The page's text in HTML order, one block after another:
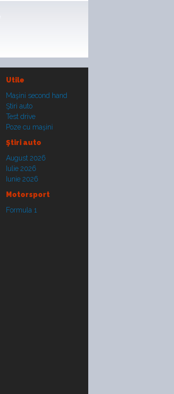
Utile
Maşini second hand
Ştiri auto
Test drive
Poze cu maşini
Ştiri auto
August 2026
Iulie 2026
Iunie 2026
Motorsport
Formula 1